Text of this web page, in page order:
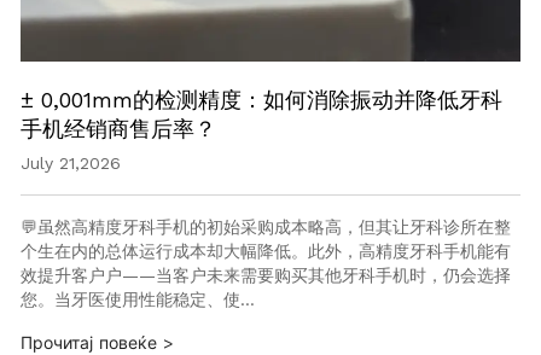
± 0,001mm的检测精度：如何消除振动并降低牙科
手机经销商售后率？
July 21,2026
💬虽然高精度牙科手机的初始采购成本略高，但其让牙科诊所在整
个生在内的总体运行成本却大幅降低。此外，高精度牙科手机能有
效提升客户户——当客户未来需要购买其他牙科手机时，仍会选择
您。当牙医使用性能稳定、使…
Прочитај повеќе >